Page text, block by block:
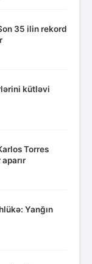
35 ilin rekord
kütləvi
Torres
Yanğın